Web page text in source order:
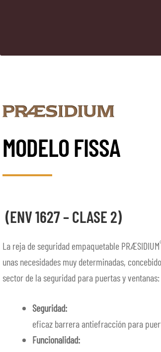
MODELO FISSA
(ENV 1627 – CLASE 2)
La reja de seguridad empaquetable PRÆSIDIUM
unas necesidades muy determinadas,
sector de la seguridad para puertas y ventanas:
Seguridad:
eficaz barrera antiefracción para
Funcionalidad: